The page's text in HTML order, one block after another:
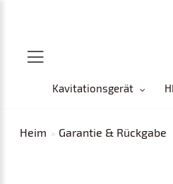
Kavitationsgerät
Heim Garantie & Rückgabe